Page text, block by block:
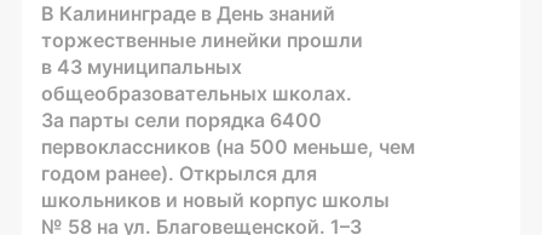
В Калининграде в День знаний
торжественные линейки прошли
в 43 муниципальных
общеобразовательных школах.
За парты сели порядка 6400
первоклассников (на 500 меньше, чем
годом ранее). Открылся для
школьников и новый корпус школы
№ 58 на ул. Благовещенской. 1–3